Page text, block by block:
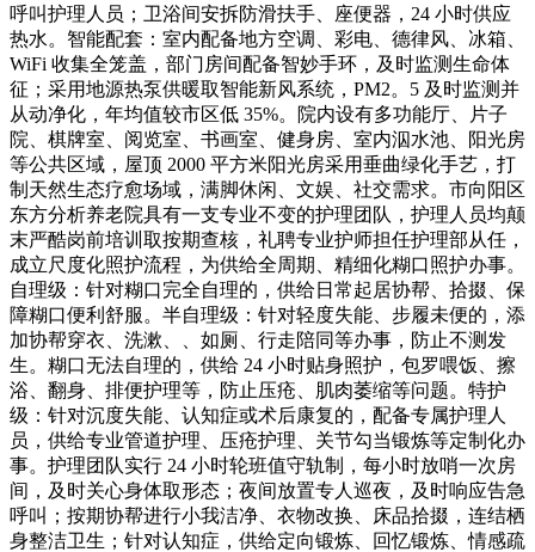
呼叫护理人员；卫浴间安拆防滑扶手、座便器，24 小时供应
热水。智能配套：室内配备地方空调、彩电、德律风、冰箱、
WiFi 收集全笼盖，部门房间配备智妙手环，及时监测生命体
征；采用地源热泵供暖取智能新风系统，PM2。5 及时监测并
从动净化，年均值较市区低 35%。院内设有多功能厅、片子
院、棋牌室、阅览室、书画室、健身房、室内泅水池、阳光房
等公共区域，屋顶 2000 平方米阳光房采用垂曲绿化手艺，打
制天然生态疗愈场域，满脚休闲、文娱、社交需求。市向阳区
东方分析养老院具有一支专业不变的护理团队，护理人员均颠
末严酷岗前培训取按期查核，礼聘专业护师担任护理部从任，
成立尺度化照护流程，为供给全周期、精细化糊口照护办事。
自理级：针对糊口完全自理的，供给日常起居协帮、拾掇、保
障糊口便利舒服。半自理级：针对轻度失能、步履未便的，添
加协帮穿衣、洗漱、、如厕、行走陪同等办事，防止不测发
生。糊口无法自理的，供给 24 小时贴身照护，包罗喂饭、擦
浴、翻身、排便护理等，防止压疮、肌肉萎缩等问题。特护
级：针对沉度失能、认知症或术后康复的，配备专属护理人
员，供给专业管道护理、压疮护理、关节勾当锻炼等定制化办
事。护理团队实行 24 小时轮班值守轨制，每小时放哨一次房
间，及时关心身体取形态；夜间放置专人巡夜，及时响应告急
呼叫；按期协帮进行小我洁净、衣物改换、床品拾掇，连结栖
身整洁卫生；针对认知症，供给定向锻炼、回忆锻炼、情感疏